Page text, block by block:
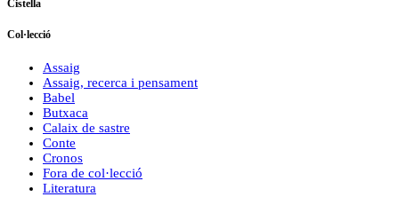
Cistella
Col·lecció
Assaig
Assaig, recerca i pensament
Babel
Butxaca
Calaix de sastre
Conte
Cronos
Fora de col·lecció
Literatura